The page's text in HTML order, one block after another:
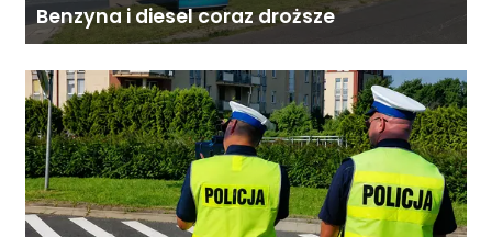
Benzyna i diesel coraz droższe